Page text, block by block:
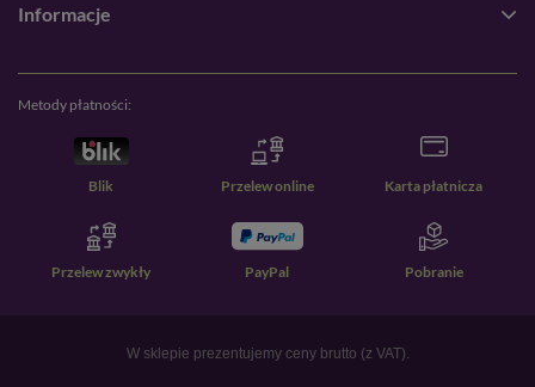
Informacje
Metody płatności:
Blik Przelew online Karta płatnicza
Przelew zwykły PayPal Pobranie
W sklepie prezentujemy ceny brutto (z VAT).